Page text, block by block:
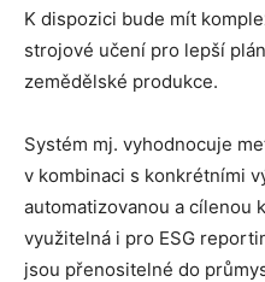
K dispozici bude mít
strojové učení pro lepší
zemědělské produkce.
Systém mj. vyhodnocuje
v kombinaci s konkrétními
automatizovanou a cílenou
využitelná i pro ESG
jsou přenositelné do